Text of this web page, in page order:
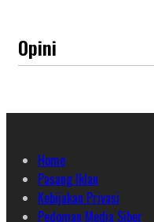
Opini
Home
Pasang Iklan
Kebijakan Privasi
Pedoman Media Siber